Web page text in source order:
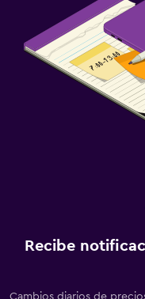
Recibe
Cambios diarios de